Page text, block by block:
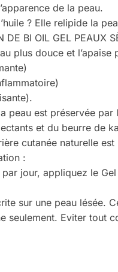
de la peau.
? Elle relipide la
DE BI OIL GEL PEAUX
plus douce et l’apaise
peau est préservée
et du beurre de
cutanée naturelle
:
jour, appliquez le
sur une peau lésée.
seulement. Eviter tout